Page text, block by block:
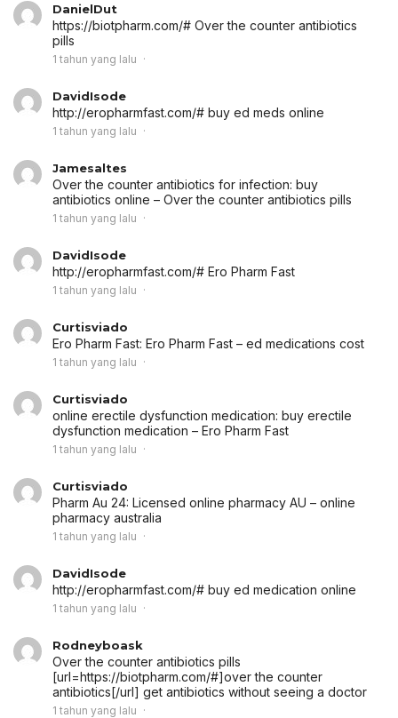
DanielDut
https://biotpharm.com/# Over the counter antibiotics
pills
1 tahun yang lalu
DavidIsode
http://eropharmfast.com/# buy ed meds online
1 tahun yang lalu
Jamesaltes
Over the counter antibiotics for infection: buy
antibiotics online – Over the counter antibiotics pills
1 tahun yang lalu
DavidIsode
http://eropharmfast.com/# Ero Pharm Fast
1 tahun yang lalu
Curtisviado
Ero Pharm Fast: Ero Pharm Fast – ed medications cost
1 tahun yang lalu
Curtisviado
online erectile dysfunction medication: buy erectile
dysfunction medication – Ero Pharm Fast
1 tahun yang lalu
Curtisviado
Pharm Au 24: Licensed online pharmacy AU – online
pharmacy australia
1 tahun yang lalu
DavidIsode
http://eropharmfast.com/# buy ed medication online
1 tahun yang lalu
Rodneyboask
Over the counter antibiotics pills
[url=https://biotpharm.com/#]over the counter
antibiotics[/url] get antibiotics without seeing a doctor
1 tahun yang lalu